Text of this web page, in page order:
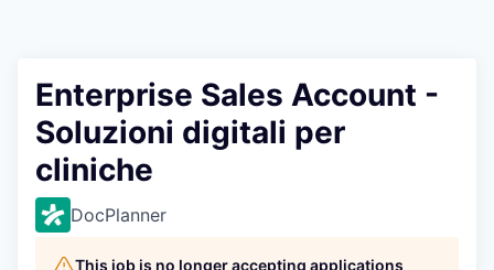
Enterprise Sales Account -
Soluzioni digitali per
cliniche
DocPlanner
This job is no longer accepting applications